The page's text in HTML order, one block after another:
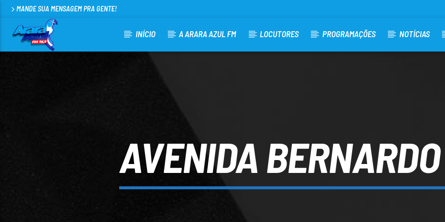
MANDE SUA MENSAGEM PRA GENTE!
INÍCIO A ARARA AZUL FM LOCUTORES PROGRAMAÇÕES NOTÍCIAS
AVENIDA